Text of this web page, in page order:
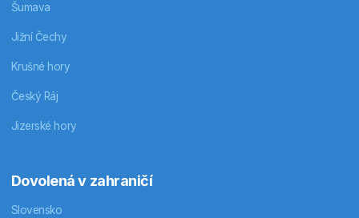
Šumava
Jižní Čechy
Krušné hory
Český Ráj
Jizerské hory
Dovolená v zahraničí
Slovensko